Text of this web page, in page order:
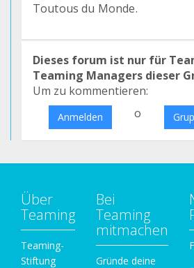
Toutous du Monde.
Dieses forum ist nur für
Teaming Managers dieser
Um zu kommentieren:
Anmelden o
Über
Teaming
Teaming-
Stiftung
Bei
Teaming
mitmachen
Gründe deine